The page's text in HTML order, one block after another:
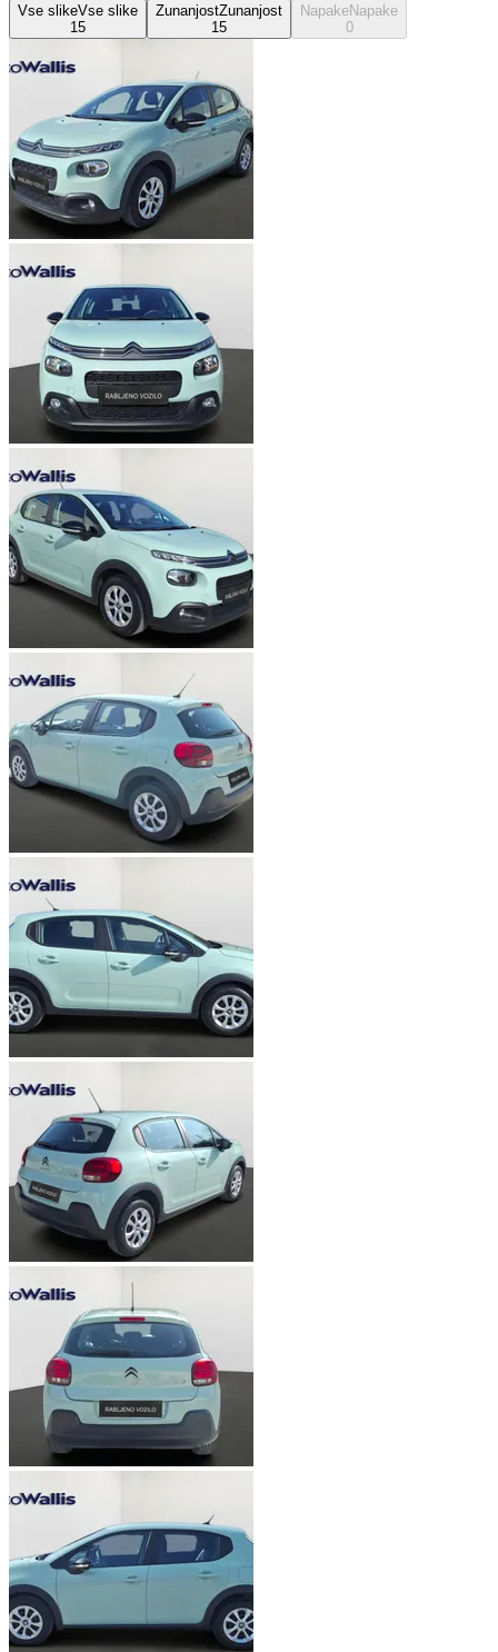
Vse slikeVse slike
15
ZunanjostZunanjost
15
NapakeNapake
0